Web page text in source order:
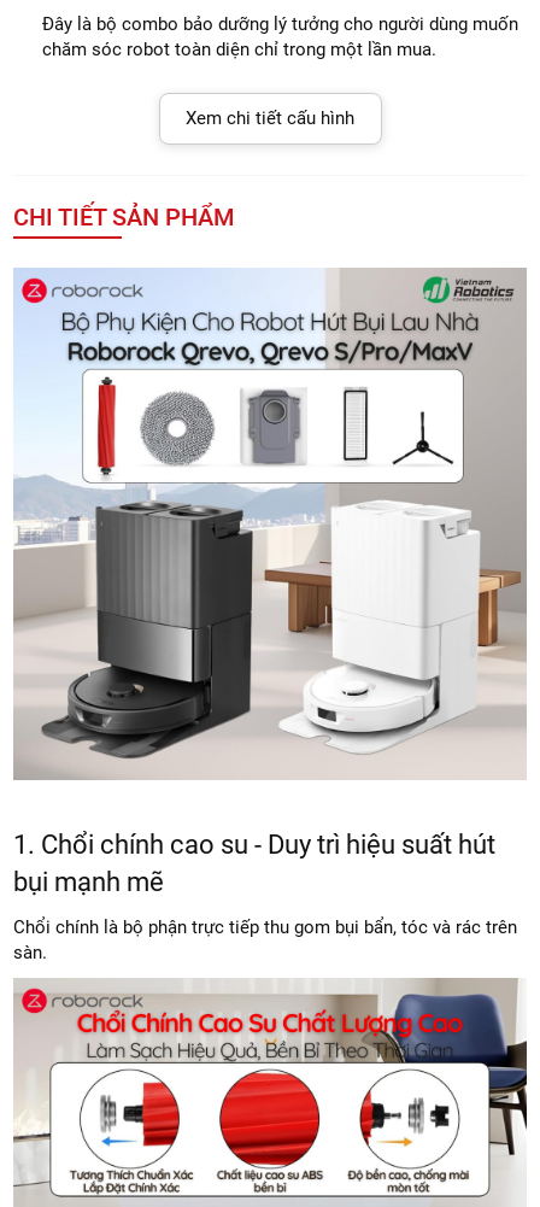
CHI TIẾT SẢN PHẨM
1. Chổi chính cao su - Duy trì hiệu suất hút
bụi mạnh mẽ
Chổi chính là bộ phận trực tiếp thu gom bụi bẩn, tóc và rác trên
sàn.
Đây là bộ combo bảo dưỡng lý tưởng cho người dùng muốn
chăm sóc robot toàn diện chỉ trong một lần mua.
Xem chi tiết cấu hình